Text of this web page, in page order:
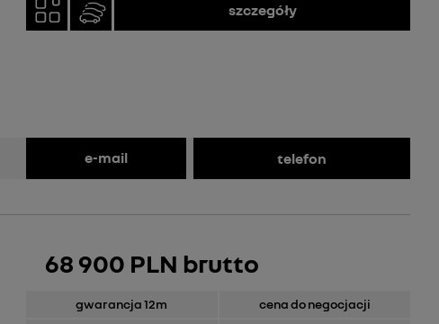
szczegóły
e-mail telefon
68 900 PLN brutto
gwarancja 12m cena do negocjacji